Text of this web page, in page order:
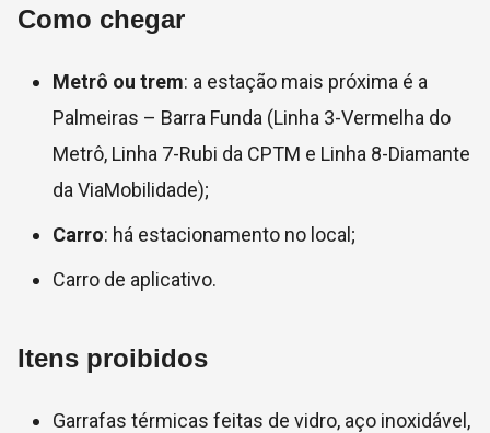
Como chegar
Metrô ou trem: a estação mais próxima é a
Palmeiras – Barra Funda (Linha 3-Vermelha do
Metrô, Linha 7-Rubi da CPTM e Linha 8-Diamante
da ViaMobilidade);
Carro: há estacionamento no local;
Carro de aplicativo.
Itens proibidos
Garrafas térmicas feitas de vidro, aço inoxidável,